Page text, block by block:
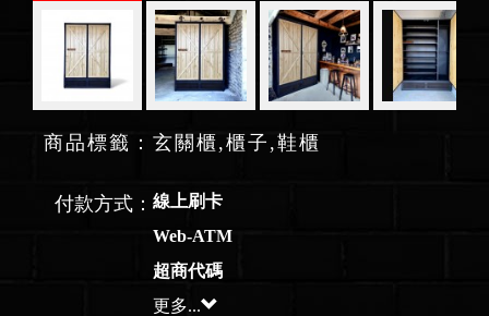
商品標籤：玄關櫃,櫃子,鞋櫃
付款方式： 線上刷卡
Web-ATM
超商代碼
更多...